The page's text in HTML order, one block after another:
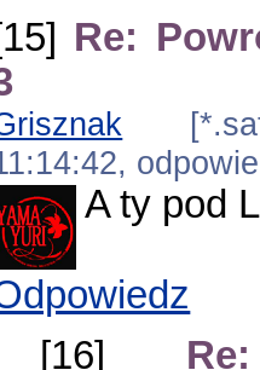
Re:
A ty pod
[16]